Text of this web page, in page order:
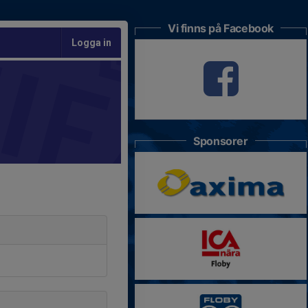
Logga in
Vi finns på Facebook
Sponsorer